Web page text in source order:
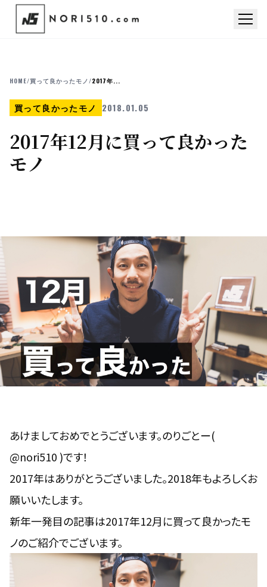
HOME/買って良かったモノ/2017年...
買って良かったモノ 2018.01.05
2017年12月に買って良かった
モノ
あけましておめでとうございます。のりごとー(
@nori510 )です！
2017年はありがとうございました。2018年もよろしくお
願いいたします。
新年一発目の記事は2017年12月に買って良かったモ
ノのご紹介でございます。